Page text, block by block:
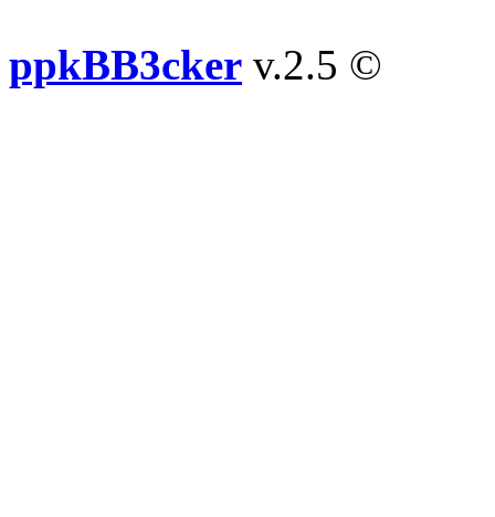
ppkBB3cker v.2.5 ©